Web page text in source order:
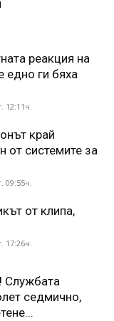
реакция на
едно ги бяха
12:11ч.
край
от системите за
09:55ч.
от клипа,
17:26ч.
Службата
седмично,